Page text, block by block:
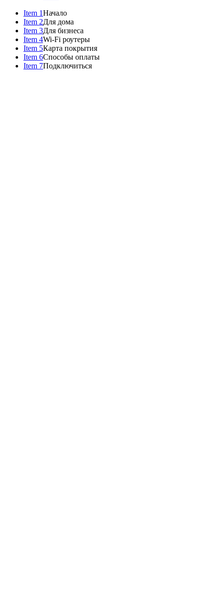
Item 1Начало
Item 2Для дома
Item 3Для бизнеса
Item 4Wi-Fi роутеры
Item 5Карта покрытия
Item 6Способы оплаты
Item 7Подключиться